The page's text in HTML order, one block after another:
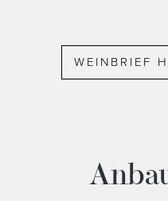
WEINBRIEF